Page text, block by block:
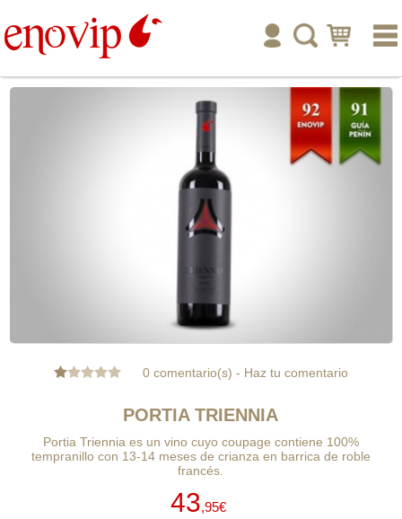
inicio
0 comentario(s) - Haz tu comentario
PORTIA TRIENNIA
Portia Triennia es un vino cuyo coupage contiene 100%
tempranillo con 13-14 meses de crianza en barrica de roble
francés.
43,95€